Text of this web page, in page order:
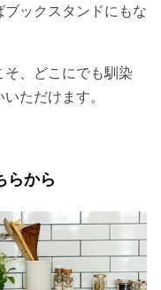
ックスタンドにもな
、どこにでも馴染
ただけます。
らから